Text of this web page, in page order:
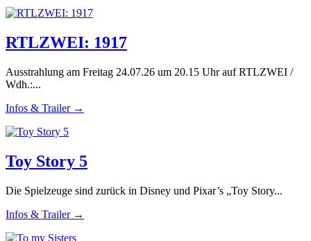
RTLZWEI: 1917
Ausstrahlung am Freitag 24.07.26 um 20.15 Uhr auf RTLZWEI /
Wdh.:...
Infos & Trailer →
Toy Story 5
Die Spielzeuge sind zurück in Disney und Pixar’s „Toy Story...
Infos & Trailer →